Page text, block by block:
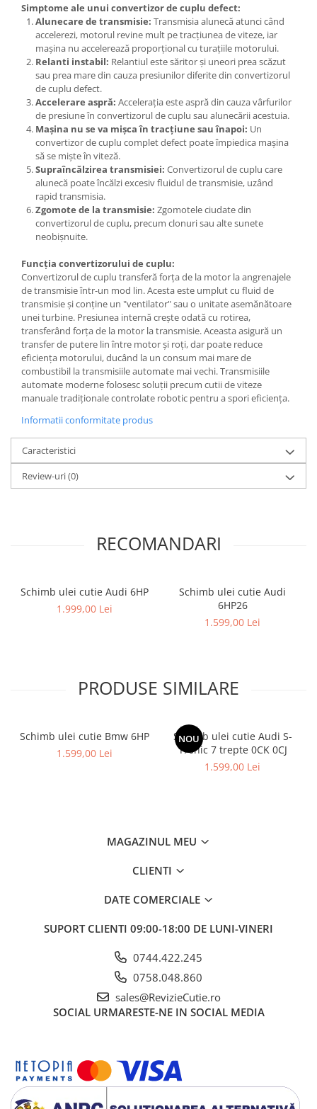
Simptome ale unui convertizor de cuplu defect:
Alunecare de transmisie: Transmisia alunecă atunci când
accelerezi, motorul revine mult pe tracțiunea de viteze, iar
mașina nu accelerează proporțional cu turațiile motorului.
Relanti instabil: Relantiul este săritor și uneori prea scăzut
sau prea mare din cauza presiunilor diferite din convertizorul
de cuplu defect.
Accelerare aspră: Accelerația este aspră din cauza vârfurilor
de presiune în convertizorul de cuplu sau alunecării acestuia.
Mașina nu se va mișca în tracțiune sau înapoi: Un
convertizor de cuplu complet defect poate împiedica mașina
să se miște în viteză.
Supraîncălzirea transmisiei: Convertizorul de cuplu care
alunecă poate încălzi excesiv fluidul de transmisie, uzând
rapid transmisia.
Zgomote de la transmisie: Zgomotele ciudate din
convertizorul de cuplu, precum clonuri sau alte sunete
neobișnuite.
Funcția convertizorului de cuplu:
Convertizorul de cuplu transferă forța de la motor la angrenajele
de transmisie într-un mod lin. Acesta este umplut cu fluid de
transmisie și conține un "ventilator" sau o unitate asemănătoare
unei turbine. Presiunea internă crește odată cu rotirea,
transferând forța de la motor la transmisie. Aceasta asigură un
transfer de putere lin între motor și roți, dar poate reduce
eficiența motorului, ducând la un consum mai mare de
combustibil la transmisiile automate mai vechi. Transmisiile
automate moderne folosesc soluții precum cutii de viteze
manuale tradiționale controlate robotic pentru a spori eficiența.
Informatii conformitate produs
Caracteristici
Review-uri(0)
RECOMANDARI
Schimb ulei cutie Audi 6HP
1.999,00 Lei
Schimb ulei cutie Audi
6HP26
1.599,00 Lei
PRODUSE SIMILARE
Schimb ulei cutie Bmw 6HP
1.599,00 Lei
NOU
Schimb ulei cutie Audi S-
Tronic 7 trepte 0CK 0CJ
1.599,00 Lei
MAGAZINUL MEU
CLIENTI
DATE COMERCIALE
SUPORT CLIENTI 09:00-18:00 DE LUNI-VINERI
0744.422.245
0758.048.860
sales@RevizieCutie.ro
SOCIAL URMARESTE-NE IN SOCIAL MEDIA